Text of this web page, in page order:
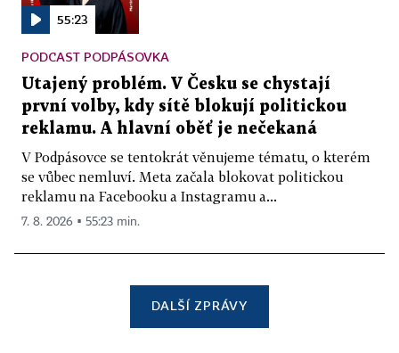
55:23
PODCAST PODPÁSOVKA
Utajený problém. V Česku se chystají
první volby, kdy sítě blokují politickou
reklamu. A hlavní oběť je nečekaná
V Podpásovce se tentokrát věnujeme tématu, o kterém
se vůbec nemluví. Meta začala blokovat politickou
reklamu na Facebooku a Instagramu a...
7. 8. 2026 ▪ 55:23 min.
DALŠÍ ZPRÁVY